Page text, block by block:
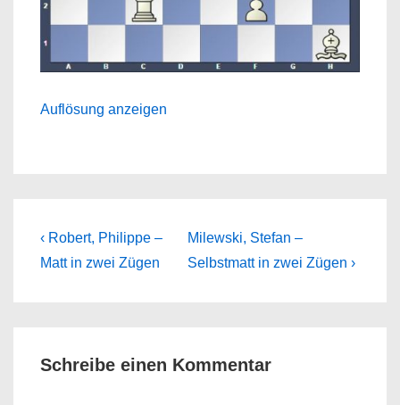
Auflösung anzeigen
Beitragsnavigation
Previous
Post
‹ Robert, Philippe –
Matt in zwei Zügen
Next
Post
Milewski, Stefan –
Selbstmatt in zwei Zügen ›
Schreibe einen Kommentar